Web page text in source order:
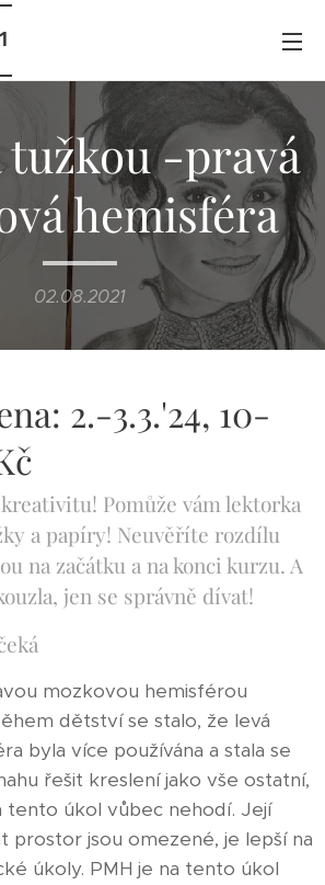
tužkou -pravá
hemisféra
02.08.2021
2.-3.3.'24, 10-
Pomůže vám lektorka
a papíry! Neuvěříte rozdílu
na začátku a na konci kurzu. A
jen se správně dívat!
mozkovou hemisférou
dětství se stalo, že levá
byla více používána a stala se
řešit kreslení jako vše ostatní,
tento úkol vůbec nehodí. Její
prostor jsou omezené, je lepší na
úkoly. PMH je na tento úkol